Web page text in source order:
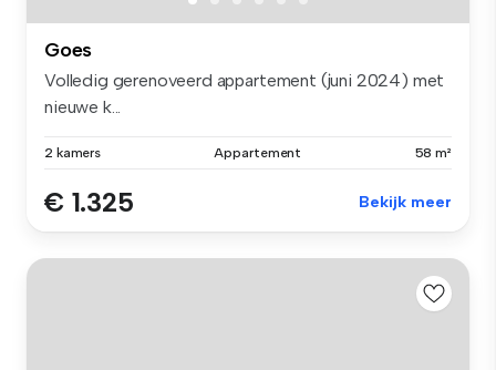
Goes
Volledig gerenoveerd appartement (juni 2024) met
nieuwe k...
2 kamers Appartement 58 m²
€ 1.325 Bekijk meer